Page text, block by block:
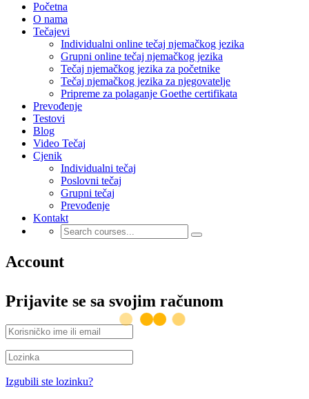
Početna
O nama
Tečajevi
Individualni online tečaj njemačkog jezika
Grupni online tečaj njemačkog jezika
Tečaj njemačkog jezika za početnike
Tečaj njemačkog jezika za njegovatelje
Pripreme za polaganje Goethe certifikata
Prevođenje
Testovi
Blog
Video Tečaj
Cjenik
Individualni tečaj
Poslovni tečaj
Grupni tečaj
Prevođenje
Kontakt
Account
Prijavite se sa svojim računom
Izgubili ste lozinku?